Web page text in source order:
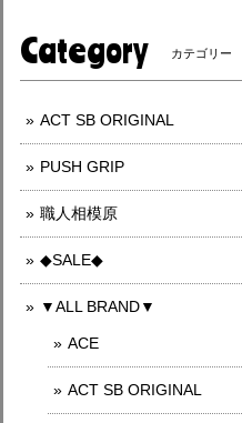
Category カテゴリー
ACT SB ORIGINAL
PUSH GRIP
職人相模原
◆SALE◆
▼ALL BRAND▼
ACE
ACT SB ORIGINAL